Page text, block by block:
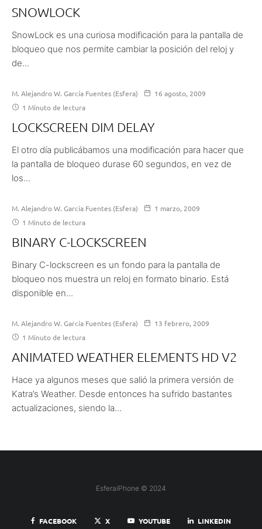
SNOWLOCK
SnowLock es una curiosa modificación para la pantalla de
bloqueo que nos permite cambiar la posición del reloj y
de...
M. Alejandro W. García Fuentes (Esfera)
16 agosto, 2009
1 Minuto de lectura
LOCKSCREEN DIM DELAY
El otro día publicábamos una modificación para hacer que
la pantalla de bloqueo durase 60 segundos, en vez de
los...
M. Alejandro W. García Fuentes (Esfera)
1 marzo, 2009
1 Minuto de lectura
BINARY C-LOCKSCREEN
Binary C-lockscreen es un fondo para la pantalla de
bloqueo nos muestra un reloj en formato binario. Está
disponible en...
M. Alejandro W. García Fuentes (Esfera)
13 febrero, 2009
1 Minuto de lectura
ANIMATED WEATHER ELEMENTS HD V2
Hace ya algunos meses que salió la primera versión de
Katra’s Weather. Desde entonces ha sufrido bastantes
actualizaciones, siendo la...
EsferaiPhone © 2024
FACEBOOK X YOUTUBE LINKEDIN